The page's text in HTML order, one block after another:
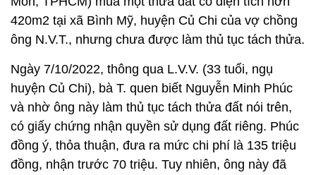
420m2 tại xã Bình Mỹ, huyện Củ Chi của vợ chồng
ông N.V.T., nhưng chưa được làm thủ tục tách thửa.
Ngày 7/10/2022, thông qua L.V.V. (33 tuổi, ngụ
huyện Củ Chi), bà T. quen biết Nguyễn Minh Phúc
và nhờ ông này làm thủ tục tách thửa đất nói trên,
có giấy chứng nhận quyền sử dụng đất riêng. Phúc
đồng ý, thỏa thuận, đưa ra mức chi phí là 135 triệu
đồng, nhận trước 70 triệu. Tuy nhiên, ông này đã